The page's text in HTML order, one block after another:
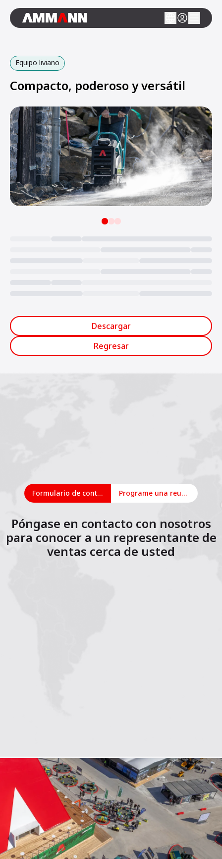
Equipo liviano
Compacto, poderoso y versátil
Descargar
Regresar
Formulario de contacto Programe una reunión en línea
Póngase en contacto con nosotros
para conocer a un representante de
ventas cerca de usted